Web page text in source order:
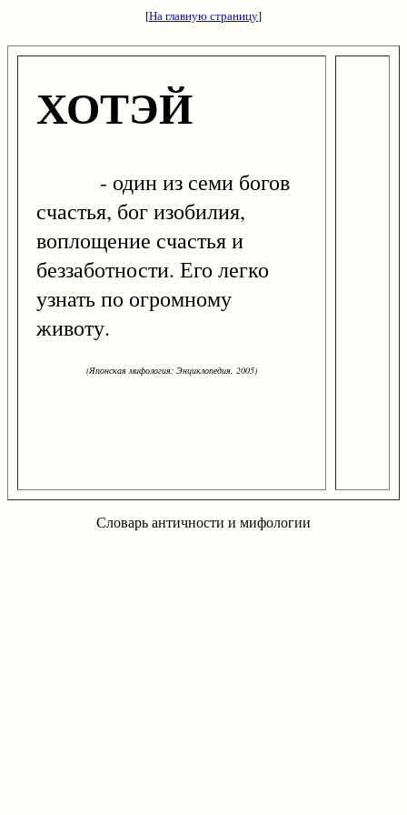
[На главную страницу]
ХОТЭЙ
- один из семи богов
счастья, бог изобилия,
воплощение счастья и
беззаботности. Его легко
узнать по огромному
животу.
(Японская мифология: Энциклопедия. 2005)
Словарь античности и мифологии